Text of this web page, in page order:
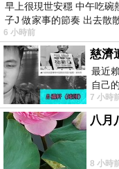
早上很現世安穩 中午吃碗
子J 做家事的節奏 出去散
6 小時前
慈濟
最近
自己
民如
7 小時
八月
8 小時